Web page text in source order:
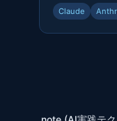
Claude